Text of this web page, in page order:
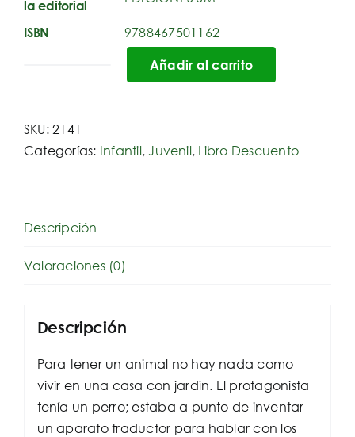
la editorial
ISBN 9788467501162
cantidad
Añadir al carrito
SKU:2141
Categorías: Infantil, Juvenil, Libro Descuento
Descripción
Valoraciones (0)
Descripción
Para tener un animal no hay nada como
vivir en una casa con jardín. El protagonista
tenía un perro; estaba a punto de inventar
un aparato traductor para hablar con los